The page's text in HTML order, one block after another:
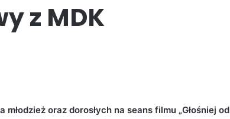
z MDK
oraz dorosłych na seans filmu „Głośniej od